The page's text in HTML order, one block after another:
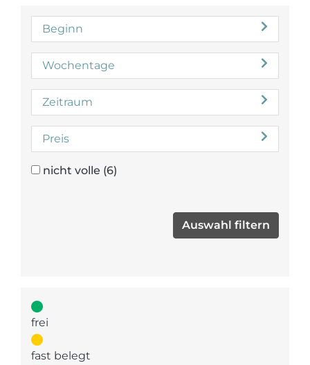
Beginn
Wochentage
Zeitraum
Preis
nicht volle (6)
frei
fast belegt